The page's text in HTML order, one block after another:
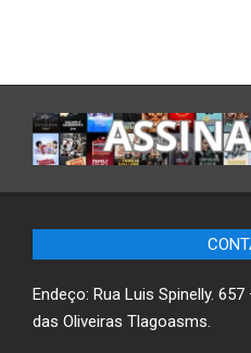
Endeço: Rua Luis Spinelly.
das Oliveiras Tlagoasms.